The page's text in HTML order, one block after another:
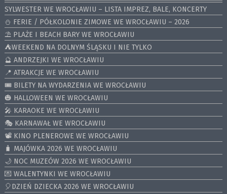
SYLWESTER WE WROCŁAWIU – LISTA IMPREZ, BALE, KONCERTY
⛄️ FERIE / PÓŁKOLONIE ZIMOWE WE WROCŁAWIU – 2026
⛱️ PLAŻE I BEACH BARY WE WROCŁAWIU
⛺️WEEKEND NA DOLNYM ŚLĄSKU I NIE TYLKO
🔮 ANDRZEJKI WE WROCŁAWIU
📍 ATRAKCJE WE WROCŁAWIU
🎟️ BILETY NA WYDARZENIA WE WROCŁAWIU
🎃 HALLOWEEN WE WROCŁAWIU
🎤 KARAOKE WE WROCŁAWIU
🎭 KARNAWAŁ WE WROCŁAWIU
📽️ KINO PLENEROWE WE WROCŁAWIU
🧳 MAJÓWKA 2026 WE WROCŁAWIU
🌙 NOC MUZEÓW 2026 WE WROCŁAWIU
💌 WALENTYNKI WE WROCŁAWIU
🎈DZIEŃ DZIECKA 2026 WE WROCŁAWIU